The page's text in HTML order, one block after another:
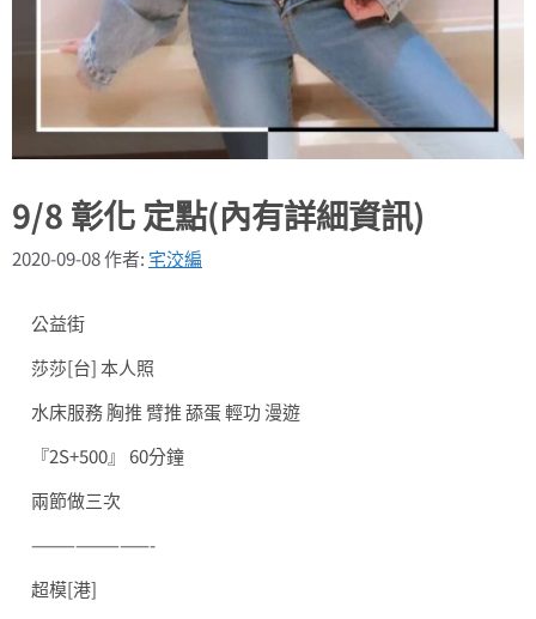
9/8 彰化 定點(內有詳細資訊)
2020-09-08作者: 宅洨編
公益街
莎莎[台] 本人照
水床服務 胸推 臂推 舔蛋 輕功 漫遊
『2S+500』 60分鐘
兩節做三次
————————-
超模[港]